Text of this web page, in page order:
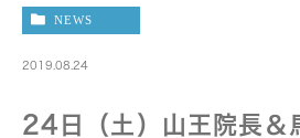
NEWS
2019.08.24
24日（土）山王院長＆